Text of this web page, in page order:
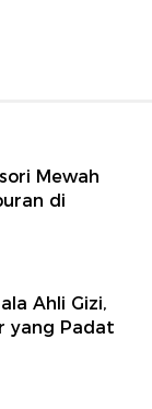
Mewah
di
Ahli Gizi,
yang Padat